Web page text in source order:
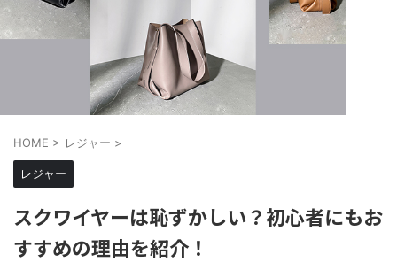
HOME > レジャー >
レジャー
スクワイヤーは恥ずかしい？初心者にもお
すすめの理由を紹介！